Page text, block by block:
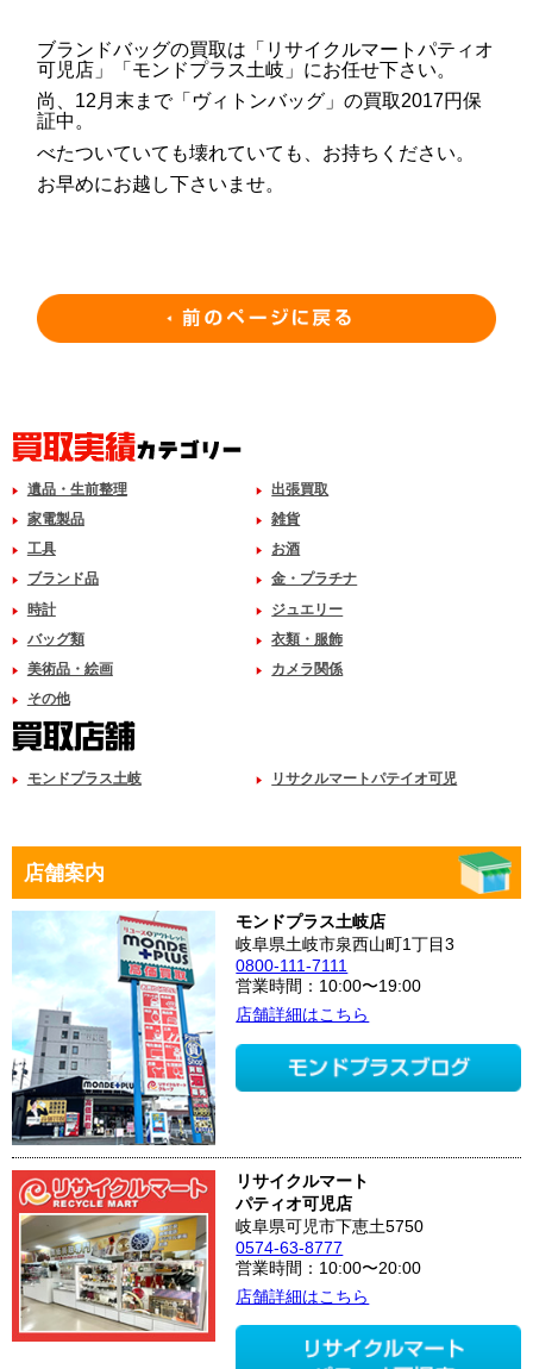
ブランドバッグの買取は「リサイクルマートパティオ
可児店」「モンドプラス土岐」にお任せ下さい。
尚、12月末まで「ヴィトンバッグ」の買取2017円保
証中。
べたついていても壊れていても、お持ちください。
お早めにお越し下さいませ。
遺品・生前整理
出張買取
家電製品
雑貨
工具
お酒
ブランド品
金・プラチナ
時計
ジュエリー
バッグ類
衣類・服飾
美術品・絵画
カメラ関係
その他
モンドプラス土岐 リサクルマートパテイオ可児
店舗案内
モンドプラス土岐店
岐阜県土岐市泉西山町1丁目3
0800-111-7111
営業時間：10:00〜19:00
店舗詳細はこちら
リサイクルマート
パティオ可児店
岐阜県可児市下恵土5750
0574-63-8777
営業時間：10:00〜20:00
店舗詳細はこちら